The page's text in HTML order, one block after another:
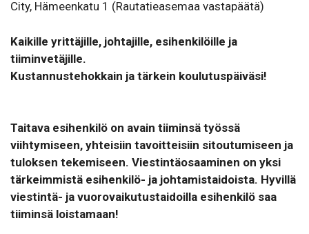
City, Hämeenkatu 1 (Rautatieasemaa vastapäätä)
Kaikille yrittäjille, johtajille, esihenkilöille ja
tiiminvetäjille.
Kustannustehokkain ja tärkein koulutuspäiväsi!
Taitava esihenkilö on avain tiiminsä työssä
viihtymiseen, yhteisiin tavoitteisiin sitoutumiseen ja
tuloksen tekemiseen. Viestintäosaaminen on yksi
tärkeimmistä esihenkilö- ja johtamistaidoista. Hyvillä
viestintä- ja vuorovaikutustaidoilla esihenkilö saa
tiiminsä loistamaan!